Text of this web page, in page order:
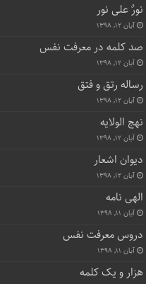
نورٌ علی نور
آبان ۱۲, ۱۳۹۸
صد کلمه در معرفت نفس
آبان ۱۲, ۱۳۹۸
رساله رتق و فتق
آبان ۱۲, ۱۳۹۸
نهج الولایه
آبان ۱۲, ۱۳۹۸
دیوان اشعار
آبان ۱۲, ۱۳۹۸
الهی نامه
آبان ۱۱, ۱۳۹۸
دروس معرفت نفس
آبان ۱۱, ۱۳۹۸
هزار و یک کلمه